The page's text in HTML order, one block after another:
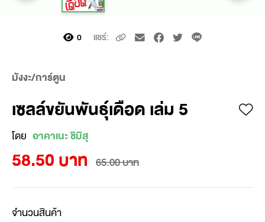
0 แชร์:
มังงะ/การ์ตูน
เซลล์ขยันพันธุ์เดือด เล่ม 5
โดย อาคาเนะ ชิมิสุ
58.50 บาท 65.00 บาท
จำนวนสินค้า